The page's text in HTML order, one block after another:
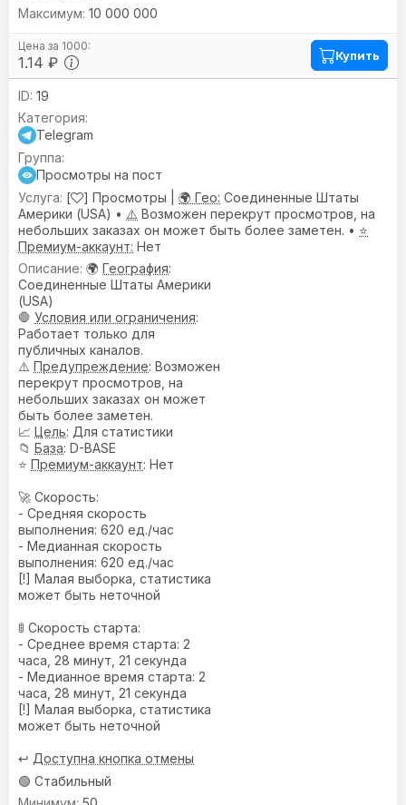
1.14 ₽
10 000 000
Купить
19
Telegram
Просмотры на пост
[
] Просмотры | 🌍 Гео: Соединенные Штаты
Америки (USA) • ⚠️ Возможен перекрут просмотров, на
небольших заказах он может быть более заметен. • ⭐
Премиум-аккаунт: Нет
🌍 География:
Соединенные Штаты Америки
(USA)
🛑 Условия или ограничения:
Работает только для
публичных каналов.
⚠️ Предупреждениe: Возможен
перекрут просмотров, на
небольших заказах он может
быть более заметен.
📈 Цель: Для статистики
📁 База: D-BASE
⭐ Премиум-аккаунт: Нет
🚀 Скорость:
- Средняя скорость
выполнения: 620 ед./час
- Медианная скорость
выполнения: 620 ед./час
[!] Малая выборка, статистика
может быть неточной
🚦 Скорость старта:
- Среднее время старта: 2
часа, 28 минут, 21 секунда
- Медианное время старта: 2
часа, 28 минут, 21 секунда
[!] Малая выборка, статистика
может быть неточной
↩️ Доступна кнопка отмены
🟢 Стабильный